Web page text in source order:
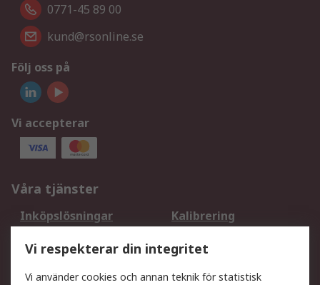
0771-45 89 00
kund@rsonline.se
Följ oss på
Vi accepterar
Våra tjänster
Inköpslösningar
Kalibrering
DesignSpark
Teknisk Support
Ditt lokala säljteam
Exportlösningar
Vi respekterar din integritet
Vi använder cookies och annan teknik för statistisk